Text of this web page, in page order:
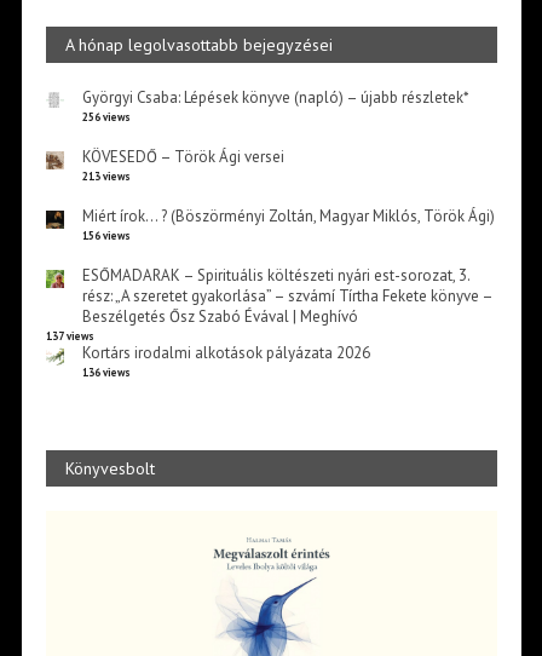
A hónap legolvasottabb bejegyzései
Györgyi Csaba: Lépések könyve (napló) – újabb részletek*
256 views
KÖVESEDŐ – Török Ági versei
213 views
Miért írok… ? (Böszörményi Zoltán, Magyar Miklós, Török Ági)
156 views
ESŐMADARAK – Spirituális költészeti nyári est-sorozat, 3.
rész: „A szeretet gyakorlása” – szvámí Tírtha Fekete könyve –
Beszélgetés Ősz Szabó Évával | Meghívó
137 views
Kortárs irodalmi alkotások pályázata 2026
136 views
Könyvesbolt